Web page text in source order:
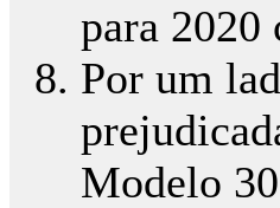
para 2020
Por um
Modelo